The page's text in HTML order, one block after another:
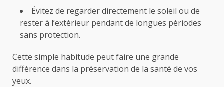
Évitez de regarder directement le soleil ou de
rester à l’extérieur pendant de longues périodes
sans protection.
Cette simple habitude peut faire une grande
différence dans la préservation de la santé de vos
yeux.